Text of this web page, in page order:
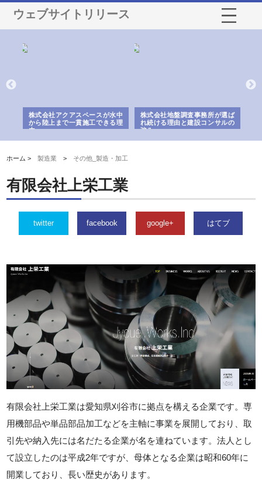
ウェブサイトリリース
株式会社アクアスペースが水中
から陸上まで一貫施工できる理
由
株式会社地盤調査事務所が選ば
れ続ける理由と建設コンサルの
強み
ホーム >製造業 > その他_製造・加工
有限会社上栄工業
twitter facebook google+ はてブ
有限会社上栄工業は愛知県刈谷市に拠点を構える企業です。専
用機部品や単品部品加工などを主軸に事業を展開しており、取
引先や納入先には名だたる企業が名を連ねています。法人とし
て設立したのは平成2年ですが、母体となる企業は昭和60年に
開業しており、長い歴史があります。